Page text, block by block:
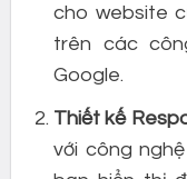
cho website
trên các
Google.
Thiết kế
với công